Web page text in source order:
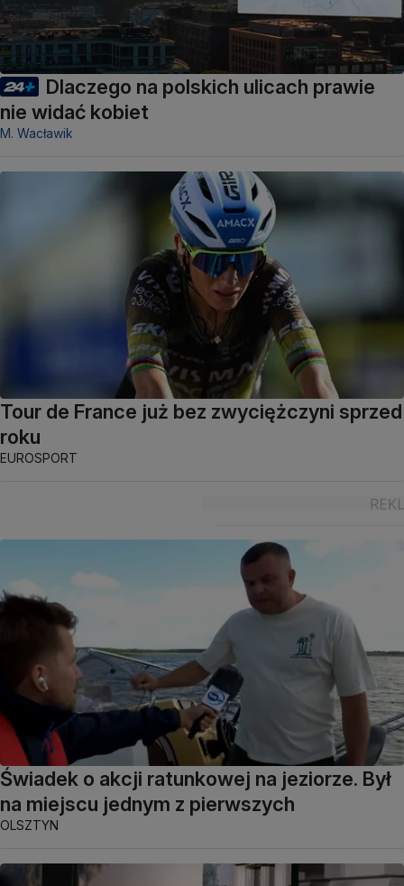
Dlaczego na polskich ulicach prawie
nie widać kobiet
M. Wacławik
Tour de France już bez zwyciężczyni sprzed
roku
EUROSPORT
Świadek o akcji ratunkowej na jeziorze. Był
na miejscu jednym z pierwszych
OLSZTYN